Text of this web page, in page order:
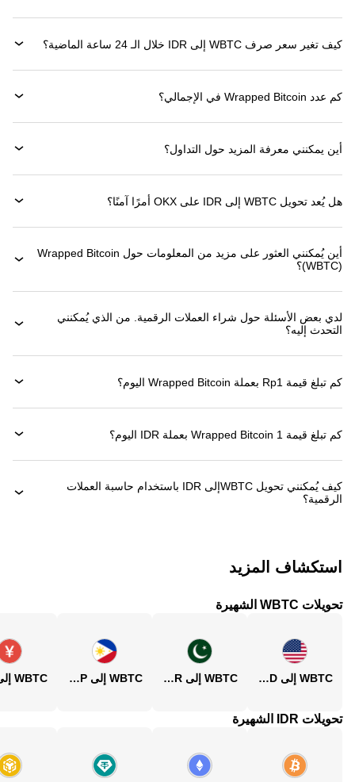
كيف تغير سعر صرف WBTC إلى IDR خلال الـ 24 ساعة الماضية؟
كم عدد Wrapped Bitcoin في الإجمالي؟
أين يمكنني معرفة المزيد حول التداول؟
هل يُعد تحويل WBTC إلى IDR على OKX أمرًا آمنًا؟
أين يُمكنني العثور على مزيد من المعلومات حول ‏Wrapped Bitcoin
(‏WBTC)؟
لدي بعض الأسئلة حول شراء العملات الرقمية. من الذي يُمكنني
التحدث إليه؟
كم تبلغ قيمة 1‏Rp بعملة ‏Wrapped Bitcoin اليوم؟
كم تبلغ قيمة 1 ‏Wrapped Bitcoin بعملة ‏IDR اليوم؟
كيف يُمكنني تحويل ‏WBTCإلى ‏IDR باستخدام حاسبة العملات
الرقمية؟
استكشاف المزيد
تحويلات WBTC الشهيرة
WBTC إلى USD WBTC إلى PKR WBTC إلى PHP
تحويلات IDR الشهيرة